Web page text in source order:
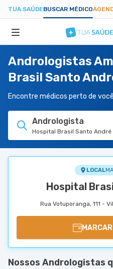
TUA SAÚDEBUSCAR MÉDICO
ESPECIALIDADES
HOSPITAIS
TUASAUDE.COM
Andrologistas
Brasil Santo
Encontre médicos perto de
Andrologista
Hospital Brasil Santo André
LOCAL
Hospital
Rua Votuporanga, 111 -
Nossos Andrologistas